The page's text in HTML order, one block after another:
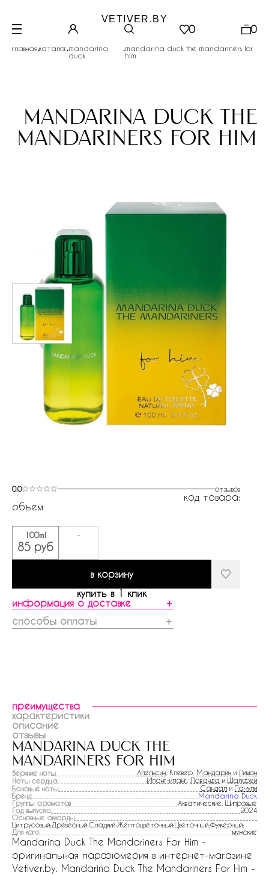
VETIVER.BY
0 0
главная.каталог.mandarina
duck
.mandarina duck the mandariners for
him
mandarina duck the
mandariners for him
0.0 отзывов
код товара:
объем
100ml
85 руб
-
в корзину
купить в 1 клик
информация о доставке
＋
способы оплаты
＋
преимущества
характеристики
описание
отзывы
mandarina duck the
mandariners for him
Верхние ноты Апельсин , Клевер, Мандарин и Лимон
Ноты сердца
Иланг-иланг Лаванда и Шалфей
Базовые ноты
Сандал и Пачули
Бренд
Mandarina Duck
Группы ароматов
Акватические, Шипровые
Год выпуска
2024
Основные аккорды
Цитрусовый:Древесный:Сладкий:Желтоцветочный:Цветочный:Фужерный:
Для кого
мужские
Mandarina Duck The Mandariners For Him -
оригинальная парфюмерия в интернет-магазине
Vetiver.by. Mandarina Duck The Mandariners For Him -